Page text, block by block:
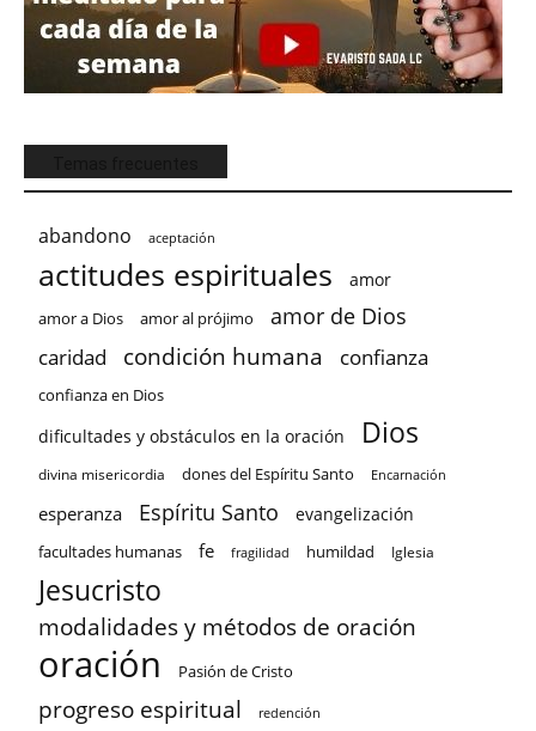
abandono aceptación
actitudes espirituales amor
amor a Dios amor al prójimo amor de Dios
caridad condición humana confianza
confianza en Dios
dificultades y obstáculos en la oración Dios
divina misericordia dones del Espíritu Santo Encarnación
esperanza Espíritu Santo evangelización
facultades humanas fe fragilidad humildad Iglesia
Jesucristo
modalidades y métodos de oración
oración Pasión de Cristo
progreso espiritual redención